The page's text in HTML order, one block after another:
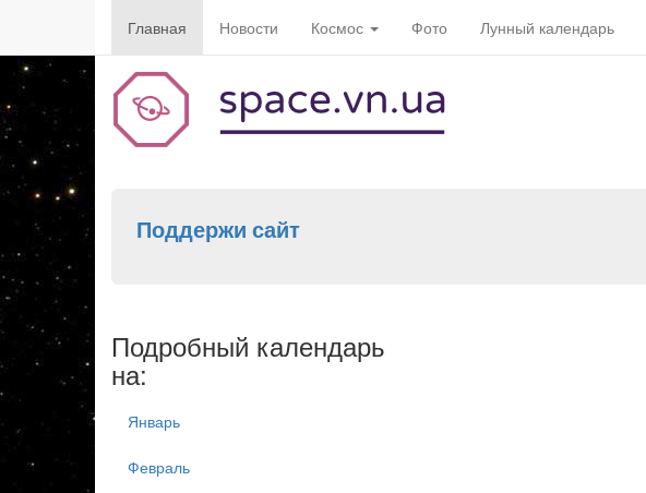
Главная Новости Космос Фото Лунный календарь
Поддержи сайт
Подробный календарь
на:
Январь
Февраль